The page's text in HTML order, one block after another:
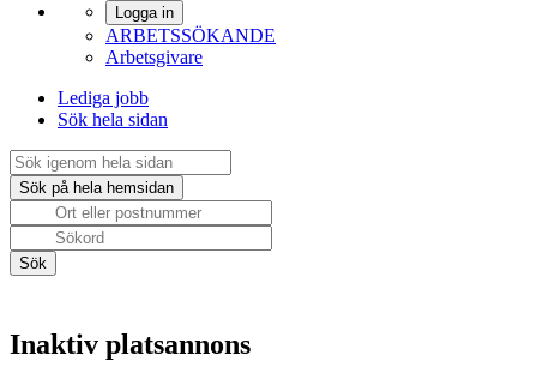
Logga in
ARBETSSÖKANDE
Arbetsgivare
Lediga jobb
Sök hela sidan
Inaktiv platsannons